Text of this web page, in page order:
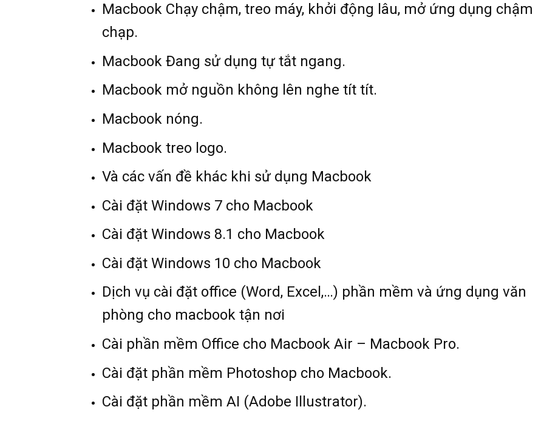
Macbook Chạy chậm, treo máy, khởi động lâu, mở ứng dụng chậm
chạp.
Macbook Đang sử dụng tự tắt ngang.
Macbook mở nguồn không lên nghe tít tít.
Macbook nóng.
Macbook treo logo.
Và các vấn đề khác khi sử dụng Macbook
Cài đặt Windows 7 cho Macbook
Cài đặt Windows 8.1 cho Macbook
Cài đặt Windows 10 cho Macbook
Dịch vụ cài đặt office (Word, Excel,…) phần mềm và ứng dụng văn
phòng cho macbook tận nơi
Cài phần mềm Office cho Macbook Air – Macbook Pro.
Cài đặt phần mềm Photoshop cho Macbook.
Cài đặt phần mềm AI (Adobe Illustrator).